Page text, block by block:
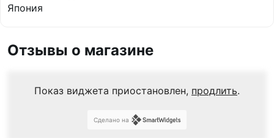
Япония
Отзывы о магазине
Показ виджета приостановлен, продлить.
Сделано на